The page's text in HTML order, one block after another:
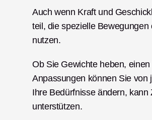
Auch wenn Kraft und
teil, die spezielle
nutzen.
Ob Sie Gewichte heben,
Anpassungen können Sie von
Ihre Bedürfnisse ändern,
unterstützen.